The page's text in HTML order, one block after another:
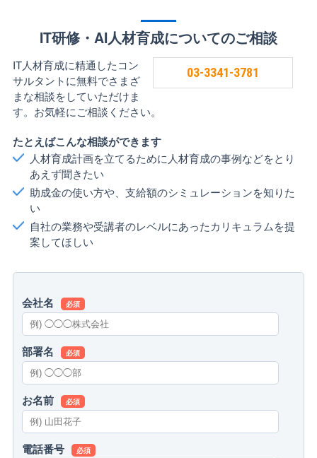
IT研修・AI人材育成についてのご相談
03-3341-3781
IT人材育成に精通したコン
サルタントに無料でさまざ
まな相談をしていただけま
す。お気軽にご相談ください。
たとえばこんな相談ができます
人材育成計画を立てるために人材育成の事例などをとり
あえず聞きたい
助成金の使い方や、支給額のシミュレーションを知りた
い
自社の業務や受講者のレベルにあったカリキュラムを提
案してほしい
会社名 必須
部署名 必須
お名前 必須
電話番号 必須